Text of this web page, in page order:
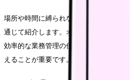
場所や時間に縛られない柔軟な働き方
通じて紹介します。オンラインでのコミ
効率的な業務管理の仕組みなど、実際
えることが重要です。